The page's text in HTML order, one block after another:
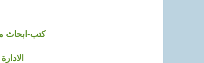
كتب-ابحاث